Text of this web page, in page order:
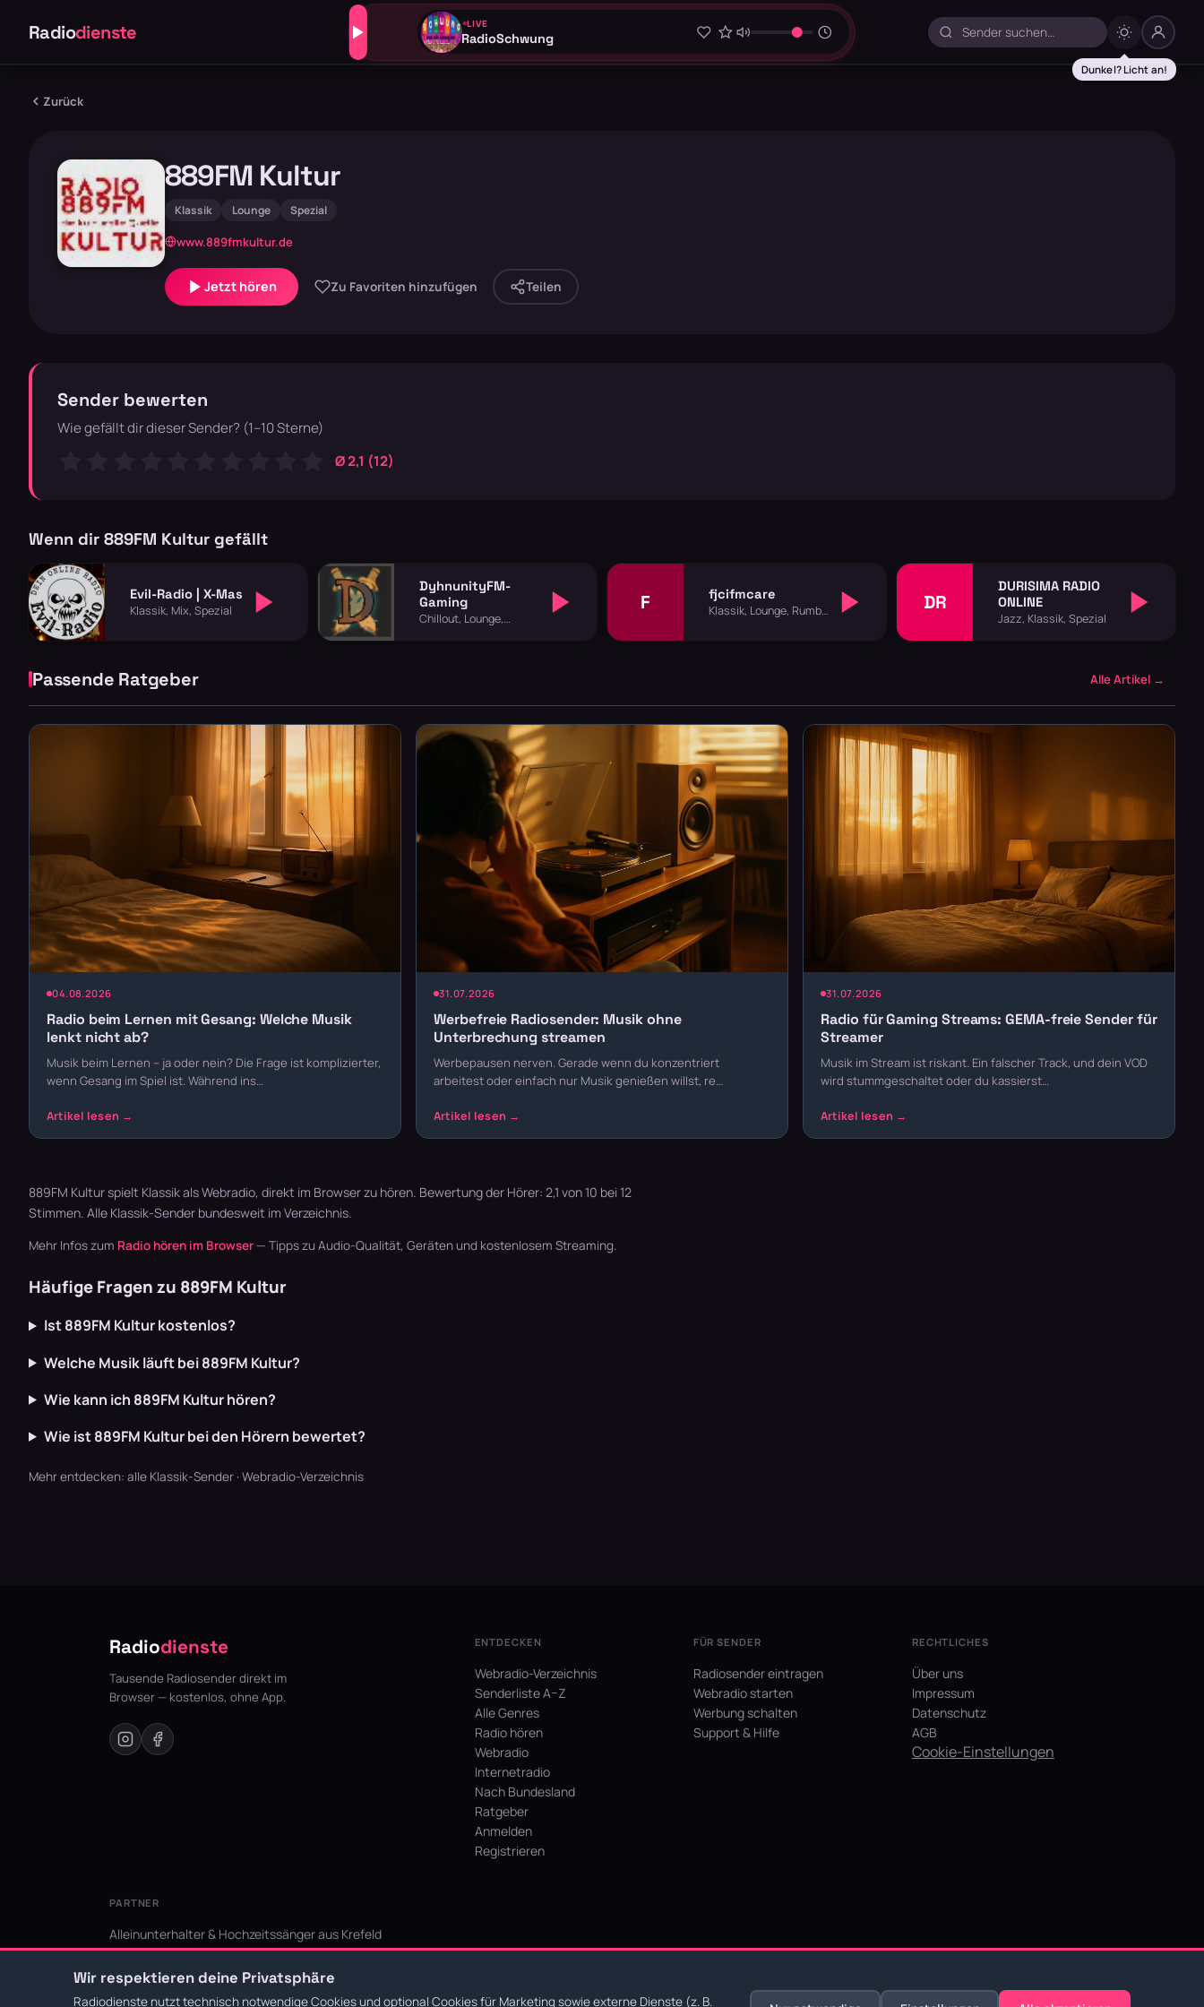
Radiodienste LIVE
RadioSchwung
Zurück
889FM Kultur
Klassik Lounge Spezial
www.889fmkultur.de
Jetzt hören Zu Favoriten hinzufügen Teilen
Sender bewerten
Wie gefällt dir dieser Sender? (1–10 Sterne)
Ø 2,1 (12)
Wenn dir 889FM Kultur gefällt
Evil-Radio | X-Mas
Klassik, Mix, Spezial
DyhnunityFM-
Gaming
Chillout, Lounge,
F fjcifmcare
Klassik, Lounge, Rumba
DR
DURISIMA RADIO
ONLINE
Jazz, Klassik, Spezial
Passende Ratgeber Alle Artikel →
04.08.2026
Radio beim Lernen mit Gesang: Welche Musik
lenkt nicht ab?
Musik beim Lernen – ja oder nein? Die Frage ist komplizierter,
wenn Gesang im Spiel ist. Während ins…
31.07.2026
Werbefreie Radiosender: Musik ohne
Unterbrechung streamen
Werbepausen nerven. Gerade wenn du konzentriert
arbeitest oder einfach nur Musik genießen willst, re…
31.07.2026
Radio für Gaming Streams: GEMA-freie Sender für
Streamer
Musik im Stream ist riskant. Ein falscher Track, und dein VOD
wird stummgeschaltet oder du kassierst…
889FM Kultur spielt Klassik als Webradio, direkt im Browser zu hören. Bewertung der Hörer: 2,1 von 10 bei 12
Stimmen. Alle Klassik-Sender bundesweit im Verzeichnis.
Mehr Infos zum Radio hören im Browser — Tipps zu Audio-Qualität, Geräten und kostenlosem Streaming.
Häufige Fragen zu 889FM Kultur
Ist 889FM Kultur kostenlos?
Welche Musik läuft bei 889FM Kultur?
Wie kann ich 889FM Kultur hören?
Wie ist 889FM Kultur bei den Hörern bewertet?
Mehr entdecken: alle Klassik-Sender · Webradio-Verzeichnis
Radiodienste
Tausende Radiosender direkt im
Browser — kostenlos, ohne App.
ENTDECKEN
Webradio-Verzeichnis
Senderliste A–Z
Alle Genres
Radio hören
Webradio
Internetradio
Nach Bundesland
Ratgeber
Anmelden
Registrieren
FÜR SENDER
Radiosender eintragen
Webradio starten
Werbung schalten
Support & Hilfe
RECHTLICHES
Über uns
Impressum
Datenschutz
AGB
Cookie-Einstellungen
PARTNER
Alleinunterhalter & Hochzeitssänger aus Krefeld
KI Niederrhein - Agentur aus Krefeld für den Niederrhein
Wir respektieren deine Privatsphäre
Radiodienste nutzt technisch notwendige Cookies und optional Cookies für Marketing sowie externe Dienste (z. B.